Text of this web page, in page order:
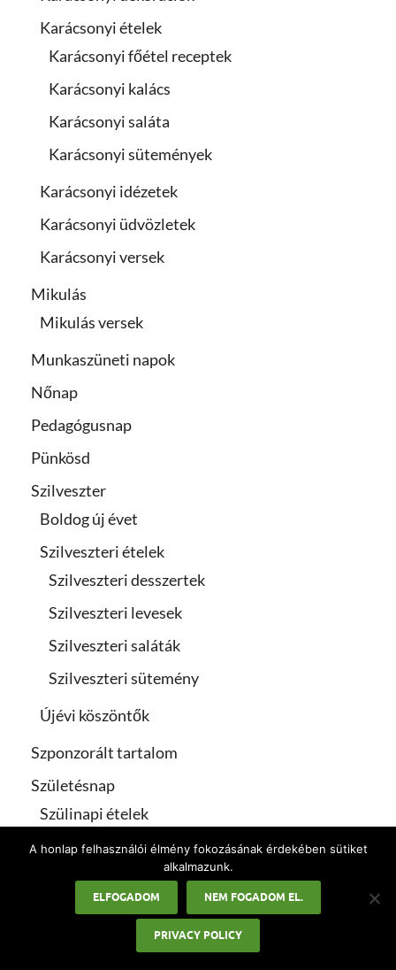
Karácsonyi ételek
Karácsonyi főétel receptek
Karácsonyi kalács
Karácsonyi saláta
Karácsonyi sütemények
Karácsonyi idézetek
Karácsonyi üdvözletek
Karácsonyi versek
Mikulás
Mikulás versek
Munkaszüneti napok
Nőnap
Pedagógusnap
Pünkösd
Szilveszter
Boldog új évet
Szilveszteri ételek
Szilveszteri desszertek
Szilveszteri levesek
Szilveszteri saláták
Szilveszteri sütemény
Újévi köszöntők
Szponzorált tartalom
Születésnap
Szülinapi ételek
Szülinapi parti ételek
Uncategorized
A honlap felhasználói élmény fokozásának érdekében sütiket
alkalmazunk.
ELFOGADOM NEM FOGADOM EL.
PRIVACY POLICY